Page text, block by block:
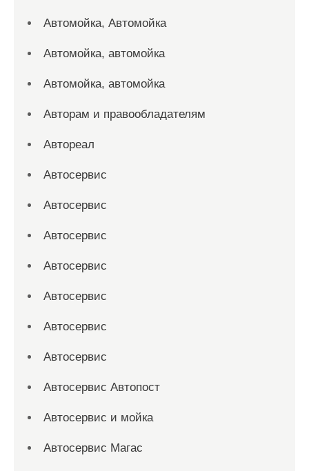
Автомойка, Автомойка
Автомойка, автомойка
Автомойка, автомойка
Авторам и правообладателям
Автореал
Автосервис
Автосервис
Автосервис
Автосервис
Автосервис
Автосервис
Автосервис
Автосервис Автопост
Автосервис и мойка
Автосервис Магас